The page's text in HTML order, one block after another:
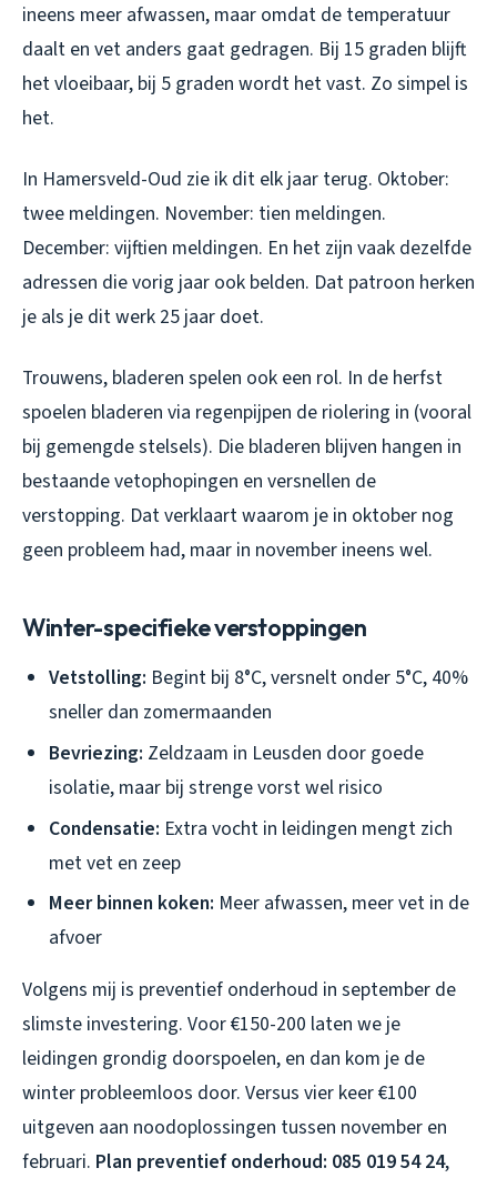
ineens meer afwassen, maar omdat de temperatuur
daalt en vet anders gaat gedragen. Bij 15 graden blijft
het vloeibaar, bij 5 graden wordt het vast. Zo simpel is
het.
In Hamersveld-Oud zie ik dit elk jaar terug. Oktober:
twee meldingen. November: tien meldingen.
December: vijftien meldingen. En het zijn vaak dezelfde
adressen die vorig jaar ook belden. Dat patroon herken
je als je dit werk 25 jaar doet.
Trouwens, bladeren spelen ook een rol. In de herfst
spoelen bladeren via regenpijpen de riolering in (vooral
bij gemengde stelsels). Die bladeren blijven hangen in
bestaande vetophopingen en versnellen de
verstopping. Dat verklaart waarom je in oktober nog
geen probleem had, maar in november ineens wel.
Winter-specifieke verstoppingen
Vetstolling: Begint bij 8°C, versnelt onder 5°C, 40%
sneller dan zomermaanden
Bevriezing: Zeldzaam in Leusden door goede
isolatie, maar bij strenge vorst wel risico
Condensatie: Extra vocht in leidingen mengt zich
met vet en zeep
Meer binnen koken: Meer afwassen, meer vet in de
afvoer
Volgens mij is preventief onderhoud in september de
slimste investering. Voor €150-200 laten we je
leidingen grondig doorspoelen, en dan kom je de
winter probleemloos door. Versus vier keer €100
uitgeven aan noodoplossingen tussen november en
februari. Plan preventief onderhoud: 085 019 54 24,